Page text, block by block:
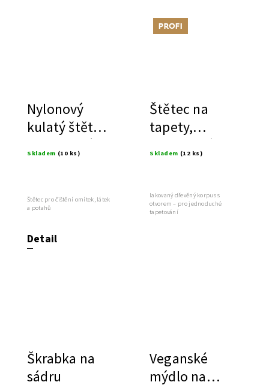
Nylonový
kulatý štětec
pro čištění
Skladem (10 ks)
Detail
Štětec pro čištění omítek, látek
a potahů
Tip
Štětec na
tapety,
syntetické
Skladem (12 ks)
lakovaný dřevěný korpus s
otvorem – pro jednoduché
tapetování
Škrabka na
sádru
Veganské
mýdlo na